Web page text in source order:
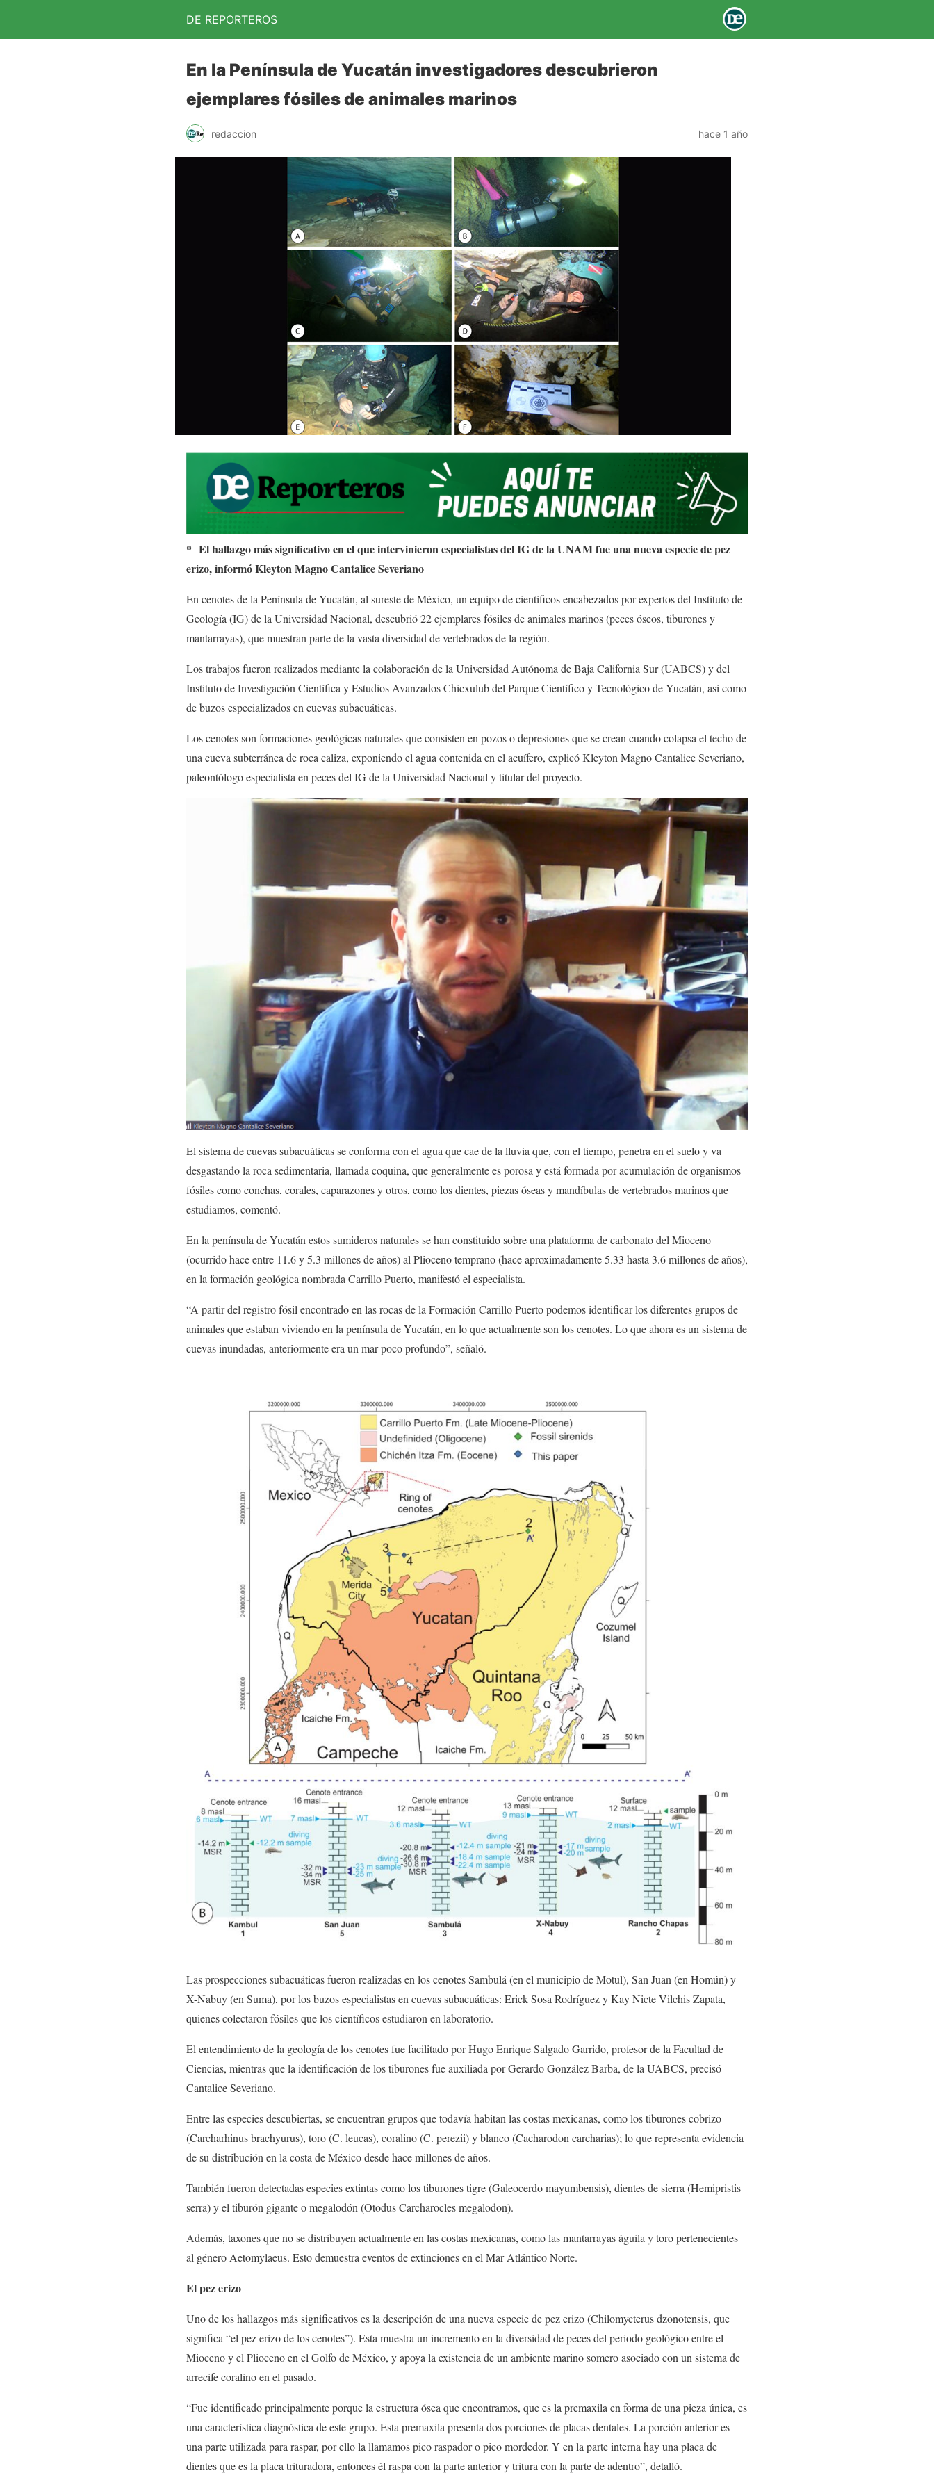
DE REPORTEROS
En la Península de Yucatán investigadores descubrieron
ejemplares fósiles de animales marinos
redaccion hace 1 año
* El hallazgo más significativo en el que intervinieron especialistas del IG de la UNAM fue una nueva especie de pez
erizo, informó Kleyton Magno Cantalice Severiano
En cenotes de la Península de Yucatán, al sureste de México, un equipo de científicos encabezados por expertos del Instituto de
Geología (IG) de la Universidad Nacional, descubrió 22 ejemplares fósiles de animales marinos (peces óseos, tiburones y
mantarrayas), que muestran parte de la vasta diversidad de vertebrados de la región.
Los trabajos fueron realizados mediante la colaboración de la Universidad Autónoma de Baja California Sur (UABCS) y del
Instituto de Investigación Científica y Estudios Avanzados Chicxulub del Parque Científico y Tecnológico de Yucatán, así como
de buzos especializados en cuevas subacuáticas.
Los cenotes son formaciones geológicas naturales que consisten en pozos o depresiones que se crean cuando colapsa el techo de
una cueva subterránea de roca caliza, exponiendo el agua contenida en el acuífero, explicó Kleyton Magno Cantalice Severiano,
paleontólogo especialista en peces del IG de la Universidad Nacional y titular del proyecto.
El sistema de cuevas subacuáticas se conforma con el agua que cae de la lluvia que, con el tiempo, penetra en el suelo y va
desgastando la roca sedimentaria, llamada coquina, que generalmente es porosa y está formada por acumulación de organismos
fósiles como conchas, corales, caparazones y otros, como los dientes, piezas óseas y mandíbulas de vertebrados marinos que
estudiamos, comentó.
En la península de Yucatán estos sumideros naturales se han constituido sobre una plataforma de carbonato del Mioceno
(ocurrido hace entre 11.6 y 5.3 millones de años) al Plioceno temprano (hace aproximadamente 5.33 hasta 3.6 millones de años),
en la formación geológica nombrada Carrillo Puerto, manifestó el especialista.
“A partir del registro fósil encontrado en las rocas de la Formación Carrillo Puerto podemos identificar los diferentes grupos de
animales que estaban viviendo en la península de Yucatán, en lo que actualmente son los cenotes. Lo que ahora es un sistema de
cuevas inundadas, anteriormente era un mar poco profundo”, señaló.
Las prospecciones subacuáticas fueron realizadas en los cenotes Sambulá (en el municipio de Motul), San Juan (en Homún) y
X-Nabuy (en Suma), por los buzos especialistas en cuevas subacuáticas: Erick Sosa Rodríguez y Kay Nicte Vilchis Zapata,
quienes colectaron fósiles que los científicos estudiaron en laboratorio.
El entendimiento de la geología de los cenotes fue facilitado por Hugo Enrique Salgado Garrido, profesor de la Facultad de
Ciencias, mientras que la identificación de los tiburones fue auxiliada por Gerardo González Barba, de la UABCS, precisó
Cantalice Severiano.
Entre las especies descubiertas, se encuentran grupos que todavía habitan las costas mexicanas, como los tiburones cobrizo
(Carcharhinus brachyurus), toro (C. leucas), coralino (C. perezii) y blanco (Cacharodon carcharias); lo que representa evidencia
de su distribución en la costa de México desde hace millones de años.
También fueron detectadas especies extintas como los tiburones tigre (Galeocerdo mayumbensis), dientes de sierra (Hemipristis
serra) y el tiburón gigante o megalodón (Otodus Carcharocles megalodon).
Además, taxones que no se distribuyen actualmente en las costas mexicanas, como las mantarrayas águila y toro pertenecientes
al género Aetomylaeus. Esto demuestra eventos de extinciones en el Mar Atlántico Norte.
El pez erizo
Uno de los hallazgos más significativos es la descripción de una nueva especie de pez erizo (Chilomycterus dzonotensis, que
significa “el pez erizo de los cenotes”). Esta muestra un incremento en la diversidad de peces del periodo geológico entre el
Mioceno y el Plioceno en el Golfo de México, y apoya la existencia de un ambiente marino somero asociado con un sistema de
arrecife coralino en el pasado.
“Fue identificado principalmente porque la estructura ósea que encontramos, que es la premaxila en forma de una pieza única, es
una característica diagnóstica de este grupo. Esta premaxila presenta dos porciones de placas dentales. La porción anterior es
una parte utilizada para raspar, por ello la llamamos pico raspador o pico mordedor. Y en la parte interna hay una placa de
dientes que es la placa trituradora, entonces él raspa con la parte anterior y tritura con la parte de adentro”, detalló.